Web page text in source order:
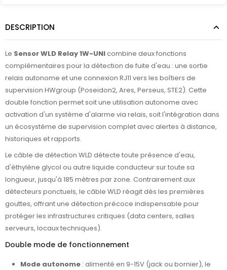
DESCRIPTION
Le Sensor WLD Relay 1W-UNIcombine deux fonctions
complémentaires pour la détection de fuite d'eau : une sortie
relais autonome et une connexion RJ11 vers les boîtiers de
supervision HWgroup (Poseidon2, Ares, Perseus, STE2). Cette
double fonction permet soit une utilisation autonome avec
activation d'un système d'alarme via relais, soit l'intégration dans
un écosystème de supervision complet avec alertes à distance,
historiques et rapports.
Le câble de détection WLD détecte toute présence d'eau,
d'éthylène glycol ou autre liquide conducteur sur toute sa
longueur, jusqu'à 185 mètres par zone. Contrairement aux
détecteurs ponctuels, le câble WLD réagit dès les premières
gouttes, offrant une détection précoce indispensable pour
protéger les infrastructures critiques (data centers, salles
serveurs, locaux techniques).
Double mode de fonctionnement
Mode autonome : alimenté en 9-15V (jack ou bornier), le